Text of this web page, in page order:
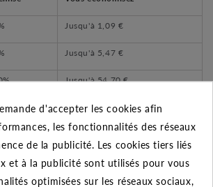
Jusqu'à 1,09 €
Jusqu'à 5,47 €
Jusqu'à54,70 €
DU PRODUIT
d'accepter les cookies afin
les fonctionnalités des réseaux
de la publicité. Les cookies tiers liés
et à la publicité sont utilisés pour vous
optimisées sur les réseaux sociaux,